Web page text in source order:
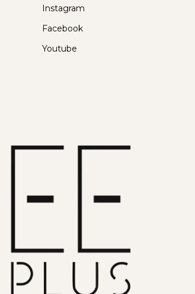
Instagram
Facebook
Youtube